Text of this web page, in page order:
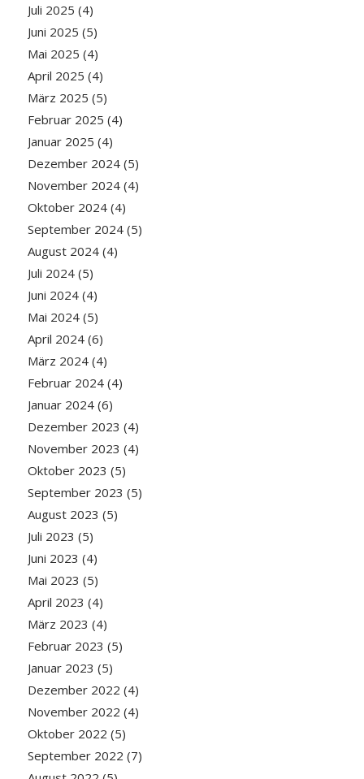
Juli 2025 (4)
Juni 2025 (5)
Mai 2025 (4)
April 2025 (4)
März 2025 (5)
Februar 2025 (4)
Januar 2025 (4)
Dezember 2024(5)
November 2024(4)
Oktober 2024(4)
September 2024(5)
August 2024(4)
Juli 2024(5)
Juni 2024(4)
Mai 2024(5)
April 2024(6)
März 2024(4)
Februar 2024(4)
Januar 2024(6)
Dezember 2023 (4)
November 2023 (4)
Oktober 2023 (5)
September 2023 (5)
August 2023 (5)
Juli 2023 (5)
Juni 2023 (4)
Mai 2023 (5)
April 2023 (4)
März 2023 (4)
Februar 2023 (5)
Januar 2023 (5)
Dezember 2022 (4)
November 2022 (4)
Oktober 2022 (5)
September 2022 (7)